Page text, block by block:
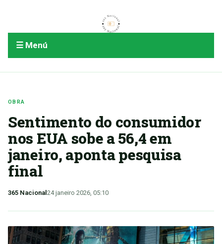
☰ Menú
OBRA
Sentimento do consumidor
nos EUA sobe a 56,4 em
janeiro, aponta pesquisa
final
365 Nacional 24 janeiro 2026, 05:10